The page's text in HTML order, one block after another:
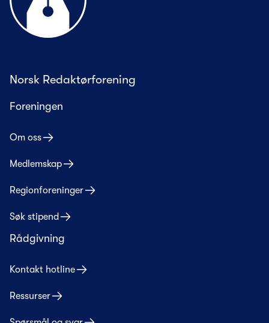
Norsk Redaktørforening
Foreningen
Om oss
Medlemskap
Regionforeninger
Søk stipend
Rådgivning
Kontakt hotline
Ressurser